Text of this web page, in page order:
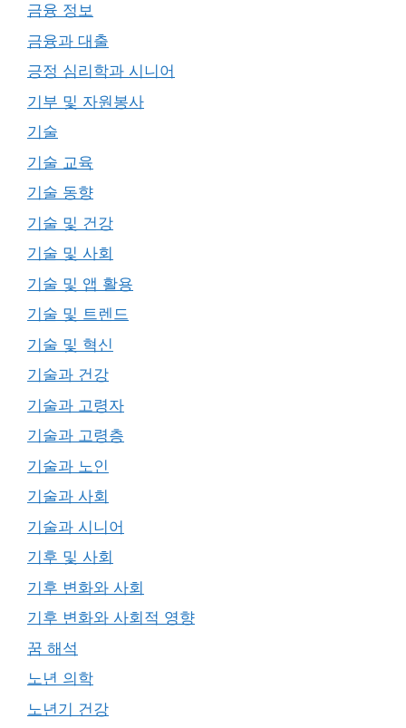
금융 정보
금융과 대출
긍정 심리학과 시니어
기부 및 자원봉사
기술
기술 교육
기술 동향
기술 및 건강
기술 및 사회
기술 및 앱 활용
기술 및 트렌드
기술 및 혁신
기술과 건강
기술과 고령자
기술과 고령층
기술과 노인
기술과 사회
기술과 시니어
기후 및 사회
기후 변화와 사회
기후 변화와 사회적 영향
꿈 해석
노년 의학
노년기 건강